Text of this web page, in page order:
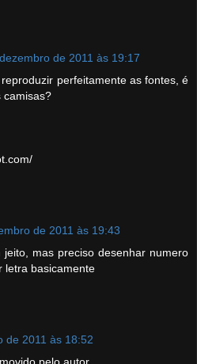
de 2011 às 19:17
perfeitamente as fontes, é
camisas?
de 2011 às 19:43
mas preciso desenhar numero
letra basicamente
de 2011 às 18:52
pelo autor.